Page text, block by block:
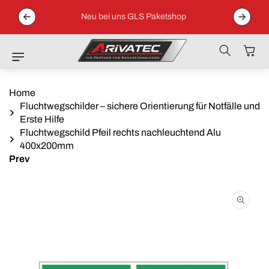
Direkt Zum
Inhalt
/
Neu bei uns GLS Paketshop
Home
Fluchtwegschilder – sichere Orientierung für Notfälle und
Erste Hilfe
Fluchtwegschild Pfeil rechts nachleuchtend Alu
400x200mm
Prev